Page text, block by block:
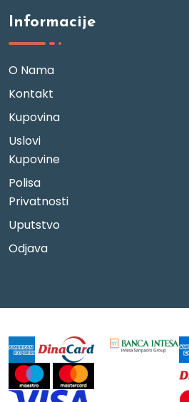
Informacije
O Nama
Kontakt
Kupovina
Uslovi
Kupovine
Polisa
Privatnosti
Uputstvo
Odjava